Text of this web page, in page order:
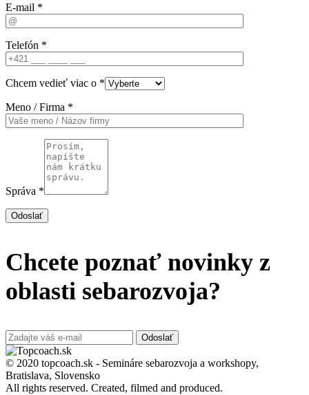
E-mail *
Telefón *
Chcem vedieť viac o *
Meno / Firma *
Správa *
Odoslať
Chcete poznať novinky z
oblasti sebarozvoja?
Odoslať
© 2020 topcoach.sk - Semináre sebarozvoja a workshopy,
Bratislava, Slovensko
All rights reserved. Created, filmed and produced.